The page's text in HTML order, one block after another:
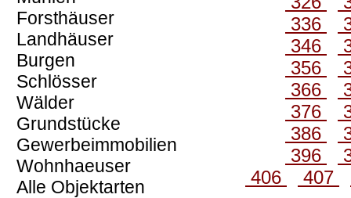
Forsthäuser
Landhäuser
Burgen
Schlösser
Wälder
Grundstücke
Gewerbeimmobilien
Wohnhaeuser
Alle Objektarten
336
346
356
366
376
386
396
406
407